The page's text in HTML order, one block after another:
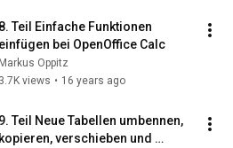
8. Teil Einfache Funktionen
einfügen bei OpenOffice Calc
Markus Oppitz
3.7K views • 16 years ago
9. Teil Neue Tabellen umbennen,
kopieren, verschieben und